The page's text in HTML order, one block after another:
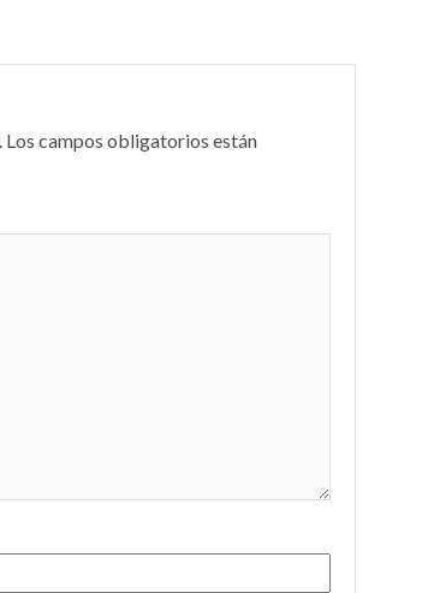
Los campos obligatorios están